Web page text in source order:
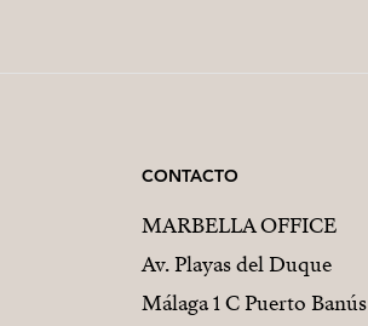
CONTACTO
MARBELLA OFFICE
Av. Playas del Duque
Málaga 1 C Puerto Banús